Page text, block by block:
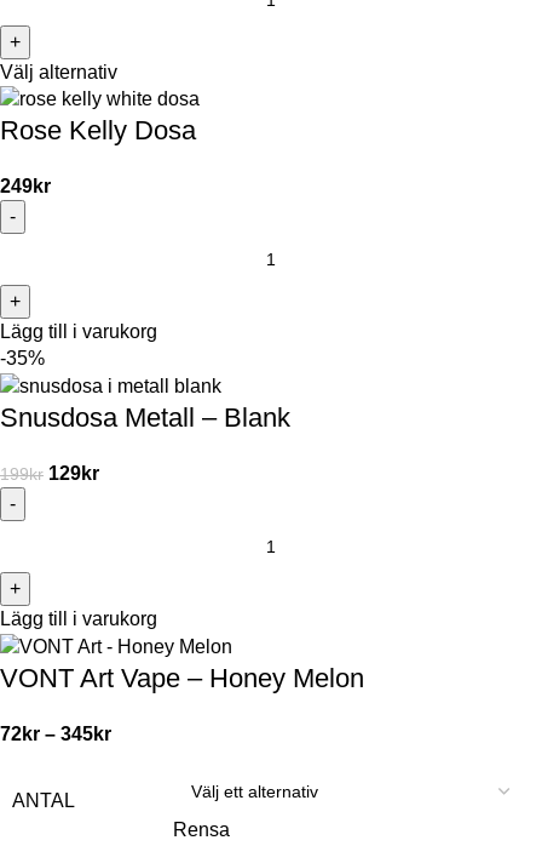
Välj alternativ
Rose Kelly Dosa
249kr
Lägg till i varukorg
-35%
Snusdosa Metall – Blank
199kr 129kr
Lägg till i varukorg
VONT Art Vape – Honey Melon
72kr – 345kr
ANTAL
Rensa